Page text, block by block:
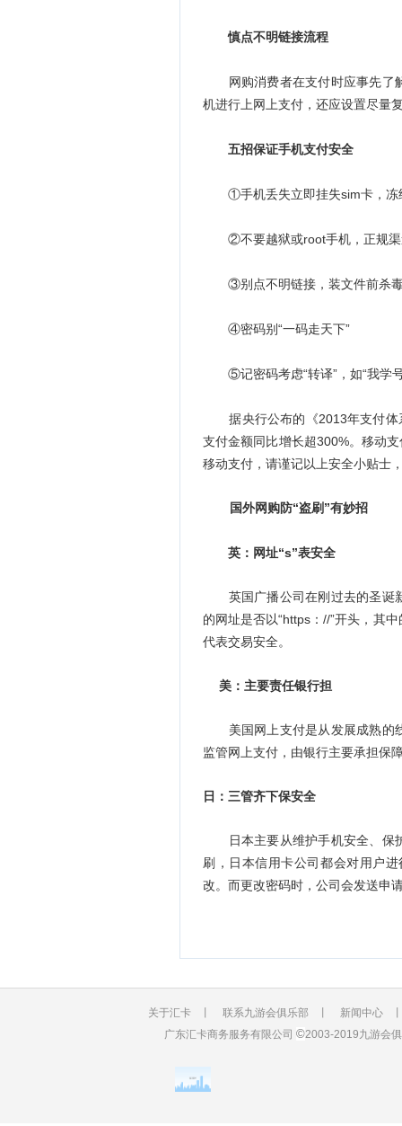
慎点不明链接流程
网购消费者在支付时应事先了解
机进行上网上支付，还应设置尽量
五招保证手机支付安全
①手机丢失立即挂失sim卡，冻
②不要越狱或root手机，正规渠
③别点不明链接，装文件前杀
④密码别“一码走天下”
⑤记密码考虑“转译”，如“我学
据央行公布的《2013年支付
支付金额同比增长超300%。移动
移动支付，请谨记以上安全小贴士
国外网购防“盗刷”有妙招
英：网址“s”表安全
英国广播公司在刚过去的圣诞新
的网址是否以“https：//”开头，其
代表交易安全。
美：主要责任银行担
美国网上支付是从发展成熟的线
监管网上支付，由银行主要承担保
日：三管齐下保安全
日本主要从维护手机安全、保护
刷，日本信用卡公司都会对用户
改。而更改密码时，公司会发送申
关于汇卡 联系九游会俱乐部 新闻中心
广东汇卡商务服务有限公司 ©2003-2019九游会